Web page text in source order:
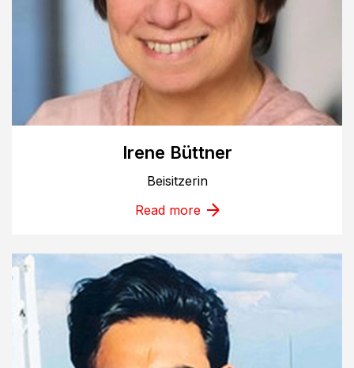
Irene Büttner
Beisitzerin
Read more